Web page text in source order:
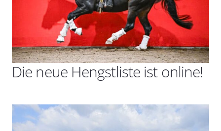
Die neue Hengstliste ist online!